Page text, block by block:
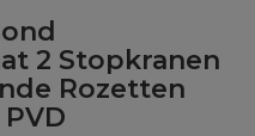
2 Stopkranen
Rozetten